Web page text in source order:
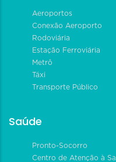
Aeroportos
Conexão Aeroporto
Rodoviária
Estação Ferroviária
Metrô
Táxi
Transporte Público
Saúde
Pronto-Socorro
Centro de Atenção à